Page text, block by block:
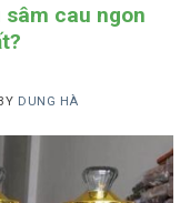
cau ngon
DUNG HÀ